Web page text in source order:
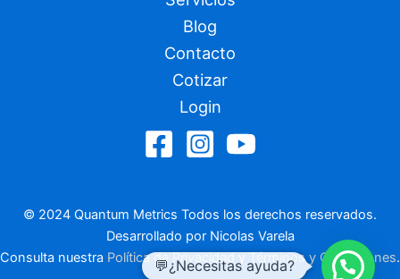
Blog
Contacto
Cotizar
Login
© 2024 Quantum Metrics Todos los derechos reservados.
Desarrollado por Nicolas Varela
Consulta nuestra Política de Privacidad y Términos y Condiciones.
💬¿Necesitas ayuda?